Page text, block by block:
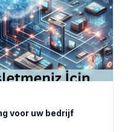
voor uw bedrijf